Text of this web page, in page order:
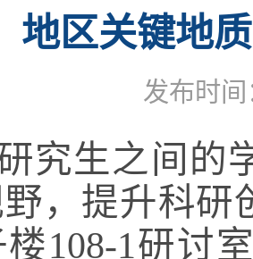
地区关键地
发布时间
究生之间的
，提升科研
108-1研讨